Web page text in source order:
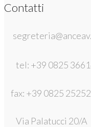
Contatti
tel: +39 0825
fax: +39 0825 25252
Via Palatucci 20/A